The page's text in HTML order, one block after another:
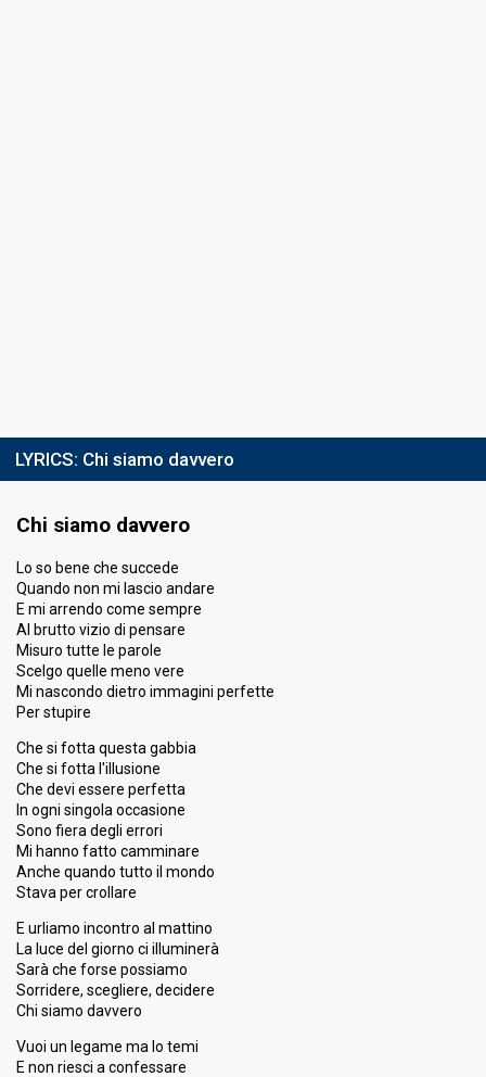
LYRICS: Chi siamo davvero
Chi siamo davvero
Lo so bene che succede
Quando non mi lascio andare
E mi arrendo come sempre
Al brutto vizio di pensare
Misuro tutte le parole
Scelgo quelle meno vere
Mi nascondo dietro immagini perfette
Per stupire
Che si fotta questa gabbia
Che si fotta l'illusione
Che devi essere perfetta
In ogni singola occasione
Sono fiera degli errori
Mi hanno fatto camminare
Anche quando tutto il mondo
Stava per crollare
E urliamo incontro al mattino
La luce del giorno ci illuminerà
Sarà che forse possiamo
Sorridere, scegliere, decidere
Chi siamo davvero
Vuoi un legame ma lo temi
E non riesci a confessare